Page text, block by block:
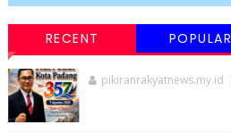
RECENT POPULAR
pikiranrakyatnews.my.id